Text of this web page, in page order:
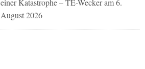
einer Katastrophe – TE-Wecker am 6.
August 2026